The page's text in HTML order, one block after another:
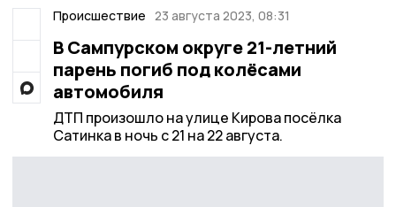
Происшествие 23 августа 2023, 08:31
В Сампурском округе 21-летний
парень погиб под колёсами
автомобиля
ДТП произошло на улице Кирова посёлка
Сатинка в ночь с 21 на 22 августа.